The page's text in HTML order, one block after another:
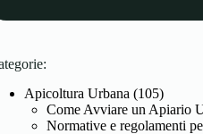
Apicoltura Urbana (105)
Come Avviare un Apiario
Normative e regolamenti